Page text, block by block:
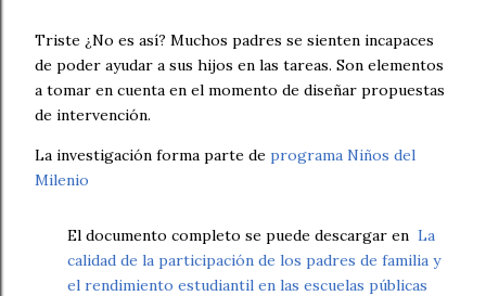
Triste ¿No es así? Muchos padres se sienten incapaces
de poder ayudar a sus hijos en las tareas. Son elementos
a tomar en cuenta en el momento de diseñar propuestas
de intervención.
La investigación forma parte de programa Niños del
Milenio
El documento completo se puede descargar en La
calidad de la participación de los padres de familia y
el rendimiento estudiantil en las escuelas públicas